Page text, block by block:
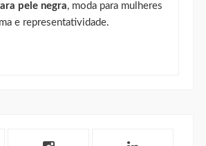
pele negra, moda para mulheres
e representatividade.